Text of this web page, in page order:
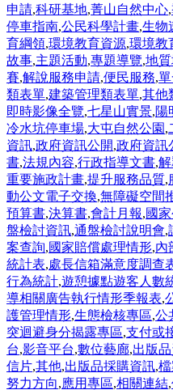
申請,科研基地,菁山自然中心,
停車指南,公民科學計畫,生物
育綱領,環境教育資源,環境教
故事,主題活動,專題導覽,地
賽,解說服務申請,便民服務,
類表單,建築管理類表單,其他
即時影像全覽,七星山實景,陽
冷水坑停車場,大屯自然公園 ,
資訊,政府資訊公開,政府資訊
書,法規內容,行政指導文書,
重要施政計畫,提升服務品質,
動公文電子交換,無障礙空間
預算書,決算書,會計月報,國
盤檢討資訊,通盤檢討說明會,
案查詢,國家賠償處理情形,內
統計表,處長信箱滿意度調查
行為統計,遊憩據點遊客人數
導相關廣告執行情形季報表,
護管理情形,生態檢核專區,公
突迴避身分揭露專區,支付或
台,影音平台,數位藝廊,出版
信片,其他,出版品採購資訊,
努力方向,應用專區,相關連結,